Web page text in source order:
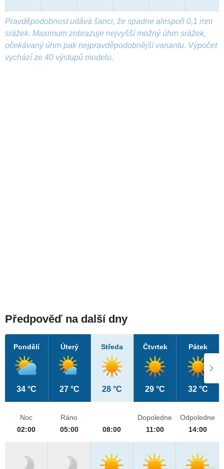
Pravděpodobnost udává šanci, že spadne alespoň 0,1 mm
srážek. Maximum zobrazuje nejvyšší možný úhrn srážek,
očekávaný úhrn pak nejpravděpodobnější variantu. Výpočet
vychází ze 40 výstupů modelu.
Předpověď na další dny
Pondělí
34 °C
Úterý
27 °C
Středa
28 °C
Čtvrtek
29 °C
Pátek
32 °C
Noc
02:00
Ráno
05:00
08:00
Dopoledne
11:00
Odpoledne
14:00